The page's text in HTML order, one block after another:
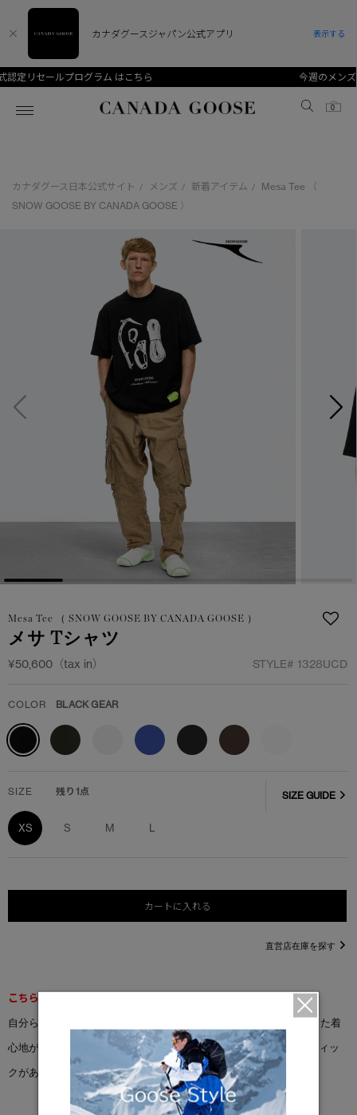
今週のメンズ ベストセラー
Canada Goose
0
スノーグース
ディスカバー
アンバサダー
スプリングコレクション
ウィメンズ TOP
新着アイテム
ベストセラー
サマー 26 コレクション
サマー 26 コレクションLOOK
日本限定モデル
スノーグース
メイドインジャパンTシャツ
アウターウェア
アパレル
アクセサリー
フットウェア
コレクション
メンズ TOP
新着アイテム
ベストセラー
サマー 26 コレクション
サマー 26 コレクションLOOK
日本限定モデル
スノーグース
メイドインジャパンTシャツ
アウターウェア
アパレル
アクセサリー
フットウェア
コレクション
キッズ TOP
ベビー（0‐24ヵ月)
キッズ（2‐7歳)
ユース（6＋歳)
コレクション
CANADA GOOSE Generationsは、アウター
ウェアの下取り・再販を通じて、長く愛される製
品の価値を受け継いでいきます。
アーカイブの希少なピースもご覧いただけます。
詳しく見る
下取り申請
カナダグース日本公式サイト / メンズ / 新着アイテム /
Mesa Tee （
SNOW GOOSE BY CANADA GOOSE ）
Mesa Tee （ SNOW GOOSE BY CANADA GOOSE ）
メサ Tシャツ
¥50,600（tax in） STYLE# 1328UCD
COLOR BLACK GEAR
SIZE 残り1点
XS S M L
SIZE GUIDE
カートに入れる
直営店在庫を探す
こちらの商品は返品交換不可となります。
自分らしく、自然とつながる。 「メサ Tシャツ」は、ゆったりとした着
心地が魅力の一枚。旅、自由、夢といったテーマを表現したグラフィッ
クがあしらわれており、冒険心を刺激するデザインです。
カナダグースジャパン公式アプリ 表示する